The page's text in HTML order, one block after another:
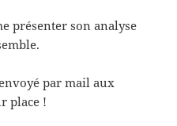
présenter son analyse
par mail aux
place !